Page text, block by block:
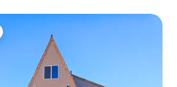
スです。